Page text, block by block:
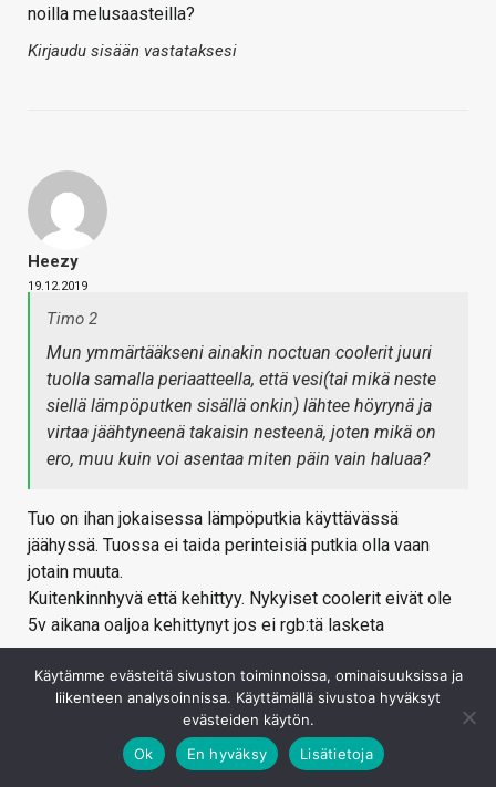
noilla melusaasteilla?
Kirjaudu sisään vastataksesi
Heezy
19.12.2019
Timo 2
Mun ymmärtääkseni ainakin noctuan coolerit juuri
tuolla samalla periaatteella, että vesi(tai mikä neste
siellä lämpöputken sisällä onkin) lähtee höyrynä ja
virtaa jäähtyneenä takaisin nesteenä, joten mikä on
ero, muu kuin voi asentaa miten päin vain haluaa?
Tuo on ihan jokaisessa lämpöputkia käyttävässä
jäähyssä. Tuossa ei taida perinteisiä putkia olla vaan
jotain muuta.
Kuitenkinnhyvä että kehittyy. Nykyiset coolerit eivät ole
5v aikana oaljoa kehittynyt jos ei rgb:tä lasketa
Käytämme evästeitä sivuston toiminnoissa, ominaisuuksissa ja
liikenteen analysoinnissa. Käyttämällä sivustoa hyväksyt
evästeiden käytön.
Ok
En hyväksy Lisätietoja